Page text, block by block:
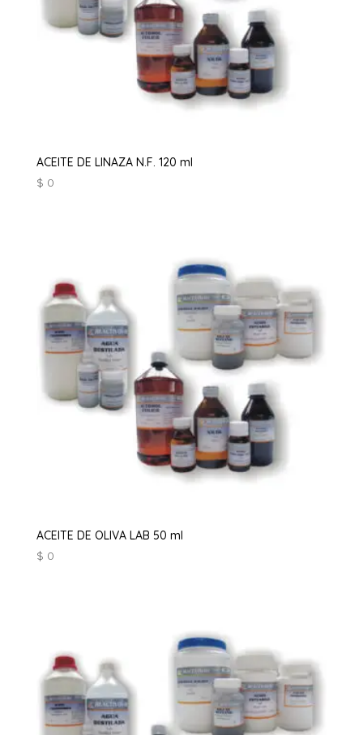
ACEITE DE LINAZA N.F. 120 ml
$ 0
ACEITE DE OLIVA LAB 50 ml
$ 0